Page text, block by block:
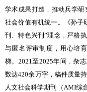
学术成果打造，推动兵学
社会价值有机统一。《孙子
刊、特色兴刊”理念，严格
与匿名评审制度，用心培
梯。 2021至2025年间，杂
数达420余万字，稿件质量
人文社会科学期刊（AMI综